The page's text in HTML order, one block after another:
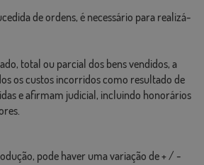
de ordens, é necessário para realizá-
total ou parcial dos bens vendidos, a
os custos incorridos como resultado de
e afirmam judicial, incluindo honorários
, pode haver uma variação de +/ -